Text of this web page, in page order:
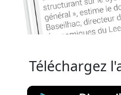
Téléchargez